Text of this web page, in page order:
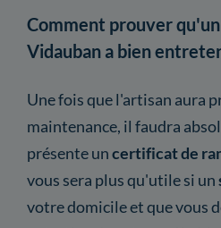
Comment prouver
Vidauban a bien
Une fois que l'artisan aura
maintenance, il faudra
présente uncertificatde
vous sera plus qu'utile si un
votre domicile et que vous